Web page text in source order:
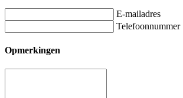
E-mailadres
Telefoonnummer
Opmerkingen